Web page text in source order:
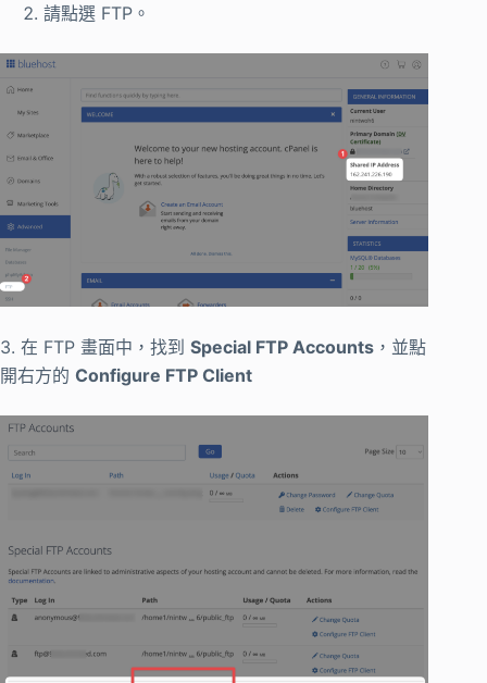
請點選 FTP。
3. 在 FTP 畫面中，找到 Special FTP Accounts ，並點
開右方的 Configure FTP Client